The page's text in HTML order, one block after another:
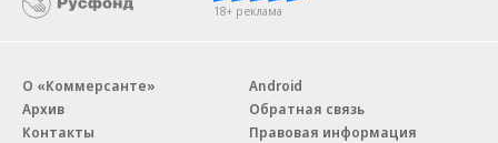
18+ реклама
О «Коммерсанте»
Архив
Контакты
Android
Обратная связь
Правовая информация